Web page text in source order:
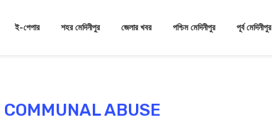
ই-পেপার শহর মেদিনীপুর জেলার খবর পশ্চিম মেদিনীপুর পূর্ব মেদিনীপুর
COMMUNAL ABUSE